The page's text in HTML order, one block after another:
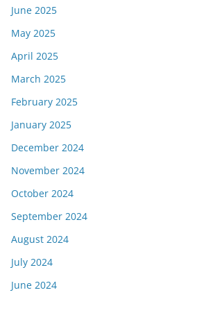
June 2025
May 2025
April 2025
March 2025
February 2025
January 2025
December 2024
November 2024
October 2024
September 2024
August 2024
July 2024
June 2024